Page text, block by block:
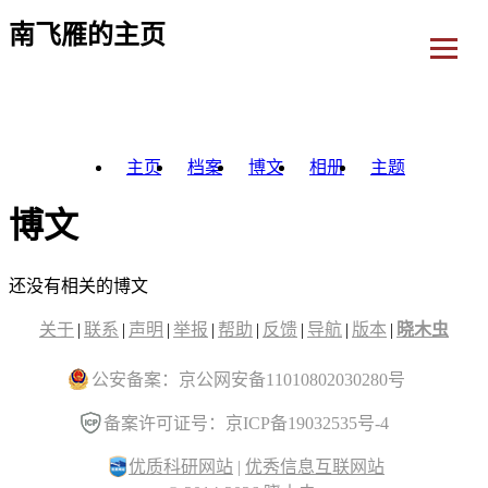
南飞雁的主页
主页 档案 博文 相册 主题
博文
还没有相关的博文
关于 | 联系 | 声明 | 举报 | 帮助 | 反馈 | 导航 | 版本 | 晓木虫
公安备案：京公网安备11010802030280号
备案许可证号：京ICP备19032535号-4
优质科研网站 | 优秀信息互联网站